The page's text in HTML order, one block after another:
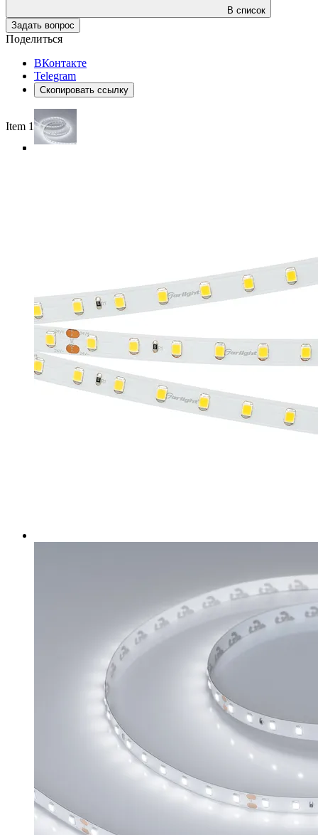
В список
Задать вопрос
Поделиться
ВКонтакте
Telegram
Скопировать ссылку
Item 1 of 4